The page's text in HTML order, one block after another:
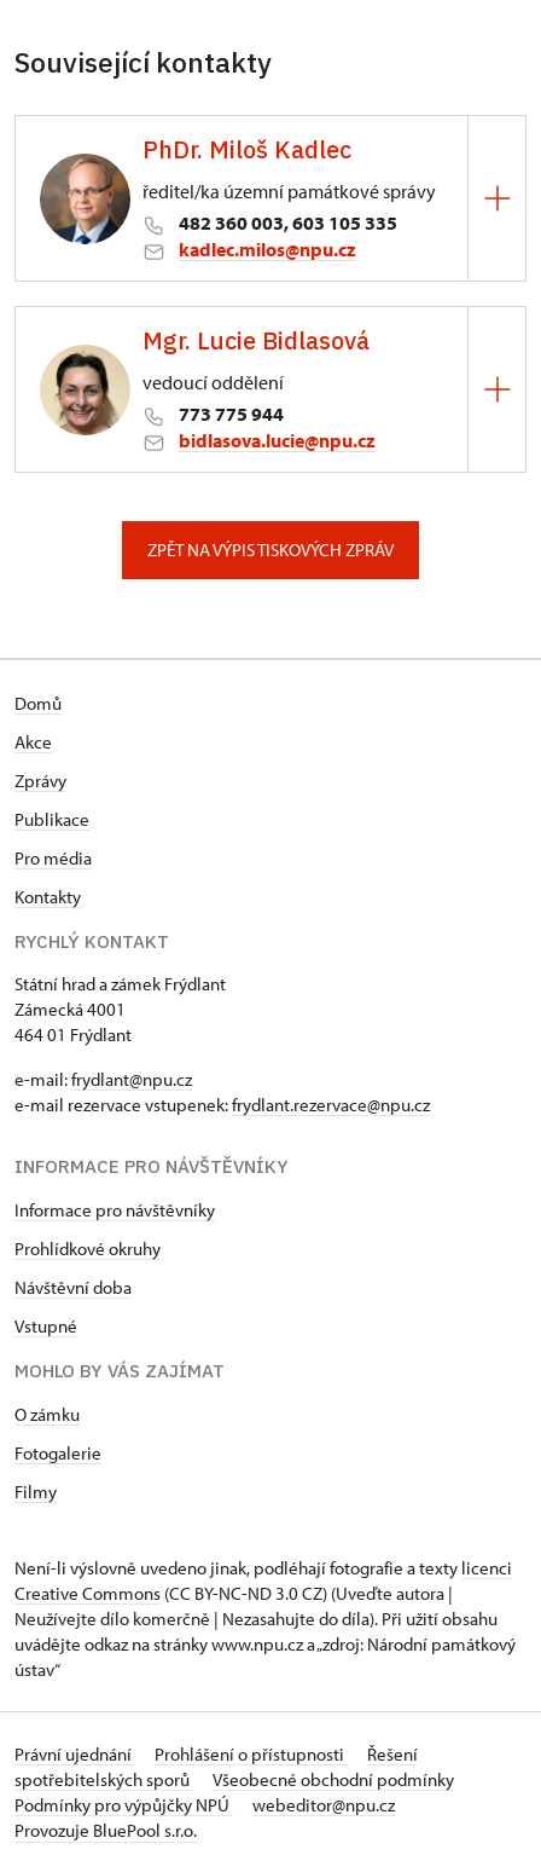
Související kontakty
PhDr. Miloš Kadlec
ředitel/ka územní památkové správy
482 360 003, 603 105 335
kadlec.milos@npu.cz
3/, Sychrov 3
Mgr. Lucie Bidlasová
vedoucí oddělení
773 775 944
bidlasova.lucie@npu.cz
ZPĚT NA VÝPIS TISKOVÝCH ZPRÁV
Domů
Akce
Zprávy
Publikace
Pro média
Kontakty
RYCHLÝ KONTAKT
Státní hrad a zámek Frýdlant
Zámecká 4001
464 01 Frýdlant
e-mail:frydlant@npu.cz
e-mail rezervace vstupenek:frydlant.rezervace@npu.cz
INFORMACE PRO NÁVŠTĚVNÍKY
Informace pro návštěvníky
Prohlídkové okruhy
Návštěvní doba
Vstupné
MOHLO BY VÁS ZAJÍMAT
O zámku
Fotogalerie
Filmy
Není-li výslovně uvedeno jinak, podléhají fotografie a texty licenci
Creative Commons (CC BY-NC-ND 3.0 CZ) (Uveďte autora |
Neužívejte dílo komerčně | Nezasahujte do díla). Při užití obsahu
uvádějte odkaz na stránky www.npu.cz a „zdroj: Národní památkový
ústav“
Právní ujednání Prohlášení o přístupnosti
Řešení
spotřebitelských sporů
Všeobecné obchodní podmínky
Podmínky pro výpůjčky NPÚ
webeditor@npu.cz
Provozuje BluePool s.r.o.